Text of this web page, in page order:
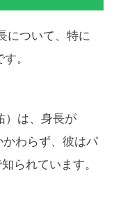
について、特に
。
）は、身長が
わらず、彼はパ
られています。